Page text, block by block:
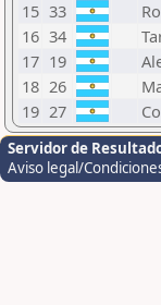
15 33
16 34
17 19
18 26
19 27
Servidor de
Aviso legal/